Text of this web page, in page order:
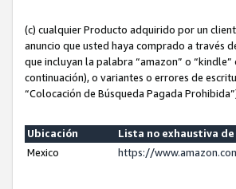
(c) cualquier Producto adquirido por un
anuncio que usted haya comprado a través
que incluyan la palabra “amazon” o
continuación), o variantes o errores de
“Colocación de Búsqueda Pagada
Ubicación
Lista no exhaustiva
Mexico
https://